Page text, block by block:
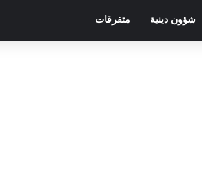
شؤون دينية متفرقات